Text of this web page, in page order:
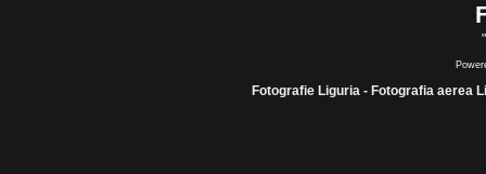
Fotografie Liguria - Fotografia aerea